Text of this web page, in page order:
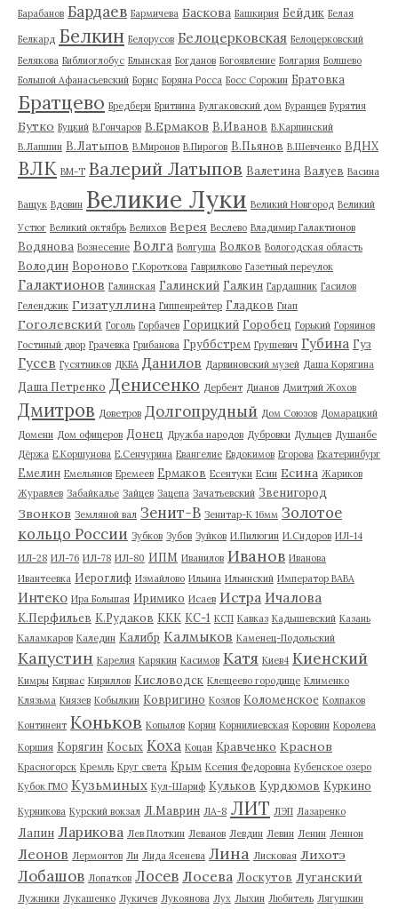
Барабанов Бардаев Бармичева Баскова Башкирия Бейдик Белая
Белкард Белкин Белорусов Белоцерковская Белоцерковский
Белякова Библиоглобус Блынская Богданов Богоявление Болгария Болшево
Большой Афанасьевский Борис Боряна Росса Босс Сорокин Братовка
Братцево Бредбери Бритвина Булгаковский дом Буранцев Бурятия
Бутко Буцкий В.Гончаров В.Ермаков В.Иванов В.Карпинский
В.Лапшин В.Латыпов В.Миронов В.Пирогов В.Пьянов В.Шевченко ВДНХ
ВЛК ВМ-Т Валерий Латыпов Валетина Валуев Васина
Ващук Вдовин Великие Луки Великий Новгород Великий
Устюг Великий октябрь Велихов Верея Веслево Владимир Галактионов
Водянова Вознесение Волга Волгуша Волков Вологодская область
Володин Вороново Г.Короткова Гаврилково Газетный переулок
Галактионов Галинская Галинский Галкин Гардашник Гасилов
Геленджик Гизатуллина Гиппенрейтер Гладков Гнап
Гоголевский Гоголь Горбачев Горицкий Горобец Горький Горяинов
Гостиный двор Грачевка Грибанова Груббстрем Грушевич Губина Гуз
Гусев Гусятников ДКБА Данилов Дарвиновский музей Даша Корягина
Даша Петренко Денисенко Дербент Дианов Дмитрий Жохов
Дмитров Доветров Долгопрудный Дом Союзов Домарацкий
Домени Дом офицеров Донец Дружба народов Дубровки Дульцев Душанбе
Дёржа Е.Коршунова Е.Сенчурина Евангелие Евдокимов Егорова Екатеринбург
Емелин Емельянов Еремеев Ермаков Есентуки Есин Есина Жариков
Журавлев Забайкалье Зайцев Зацепа Зачатьевский Звенигород
Звонков Земляной вал Зенит-В Зенитар-К 16мм Золотое
кольцо России Зубков Зубов Зуйков И.Пилюгин И.Сидоров ИЛ-14
ИЛ-28 ИЛ-76 ИЛ-78 ИЛ-80 ИПМ Иванилов Иванов Иванова
Ивантеевка Иероглиф Измайлово Ильина Ильинский Император ВАВА
Интеко Ира Большая Иримико Исаев Истра Ичалова
К.Перфильев К.Рудаков ККК КС-1 КСП Кавказ Кадышевский Казань
Каламкаров Каледин Калибр Калмыков Каменец-Подольский
Капустин Карелия Карякин Касимов Катя Киев4 Киенский
Кимры Кирвас Кириллов Кисловодск Клещеево городище Клименко
Клязьма Князев Кобылкин Ковригино Козлов Коломенское Колпаков
Континент Коньков Копылов Корин Корнилиевская Коровин Королева
Коршия Корягин Косых Коха Коцан Кравченко Краснов
Красногорск Кремль Круг света Крым Ксения Федоровна Кубенское озеро
Кубок ГМО Кузьминых Кул-Шариф Кульков Курдюмов Куркино
Курникова Курский вокзал Л.Маврин ЛА-8 ЛИТ ЛЭП Лазаренко
Лапин Ларикова Лев Плоткин Леванов Левдин Левин Ленин Леннон
Леонов Лермонтов Ли Лида Ясенева Лина Лисковая Лихотэ
Лобашов Лопатков Лосев Лосева Лоскутов Луганский
Лужники Лукашенко Лукичев Лукоянова Лух Лыхин Любитель Лягушкин